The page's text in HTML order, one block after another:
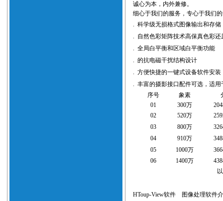
诚心为本，内外兼修。
细心于我们的服务，专心于我们
. 科学级无损格式图像输出和存储
. 自然色彩矩阵技术高保真色彩还
. 全局白平衡和区域白平衡功能
. 的抗电磁干扰结构设计
. 方便快捷的一键式设备软件安
. 丰富的摄影接口配件可选，适用
序号
象素
01 300万
02 520万
03 800万
04 910万
05 1000万
06 1400万
HToup-View软件
图像处理软件